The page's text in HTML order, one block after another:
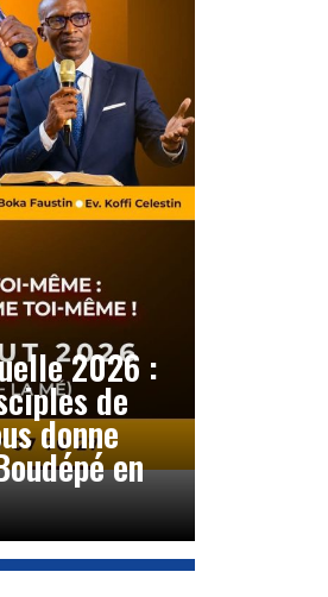
2026 :
de
donne
en